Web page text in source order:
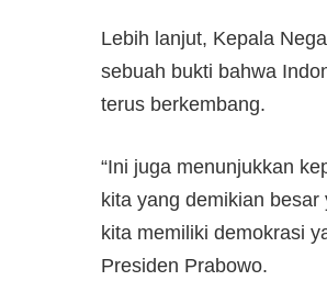
Lebih lanjut, Kepala
sebuah bukti bahwa
terus berkembang.
“Ini juga menunjukkan
kita yang demikian
kita memiliki demokrasi
Presiden Prabowo.